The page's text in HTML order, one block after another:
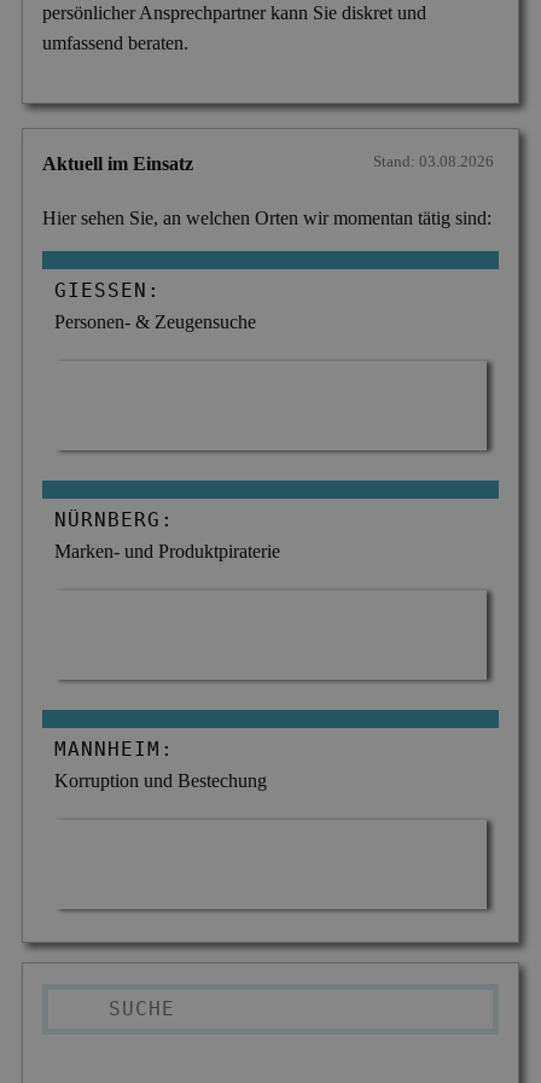
persönlicher Ansprechpartner kann Sie diskret und
umfassend beraten.
Aktuell im Einsatz Stand: 03.08.2026
Hier sehen Sie, an welchen Orten wir momentan tätig sind:
GIESSEN:
Personen- & Zeugensuche
NÜRNBERG:
Marken- und Produktpiraterie
MANNHEIM:
Korruption und Bestechung